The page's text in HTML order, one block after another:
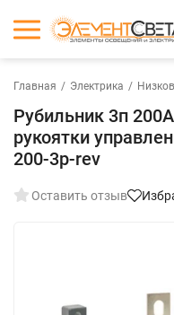
Главная / Электрика /
Рубильник 3п
рукоятки
200-3p-rev
Оставить отзыв